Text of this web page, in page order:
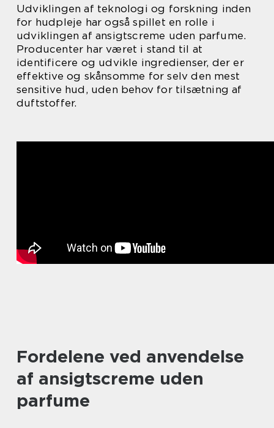
Udviklingen af teknologi og forskning inden
for hudpleje har også spillet en rolle i
udviklingen af ansigtscreme uden parfume.
Producenter har været i stand til at
identificere og udvikle ingredienser, der er
effektive og skånsomme for selv den mest
sensitive hud, uden behov for tilsætning af
duftstoffer.
Fordelene ved anvendelse
af ansigtscreme uden
parfume